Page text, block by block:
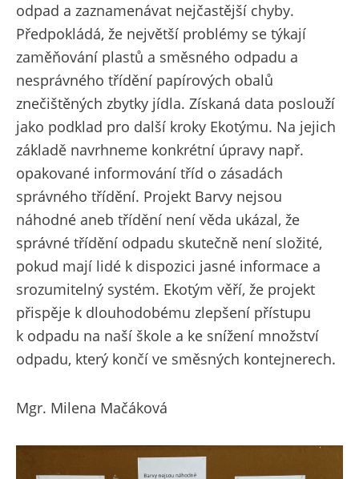
odpad a zaznamenávat nejčastější chyby.
Předpokládá, že největší problémy se týkají
zaměňování plastů a směsného odpadu a
nesprávného třídění papírových obalů
znečištěných zbytky jídla. Získaná data poslouží
jako podklad pro další kroky Ekotýmu. Na jejich
základě navrhneme konkrétní úpravy např.
opakované informování tříd o zásadách
správného třídění. Projekt Barvy nejsou
náhodné aneb třídění není věda ukázal, že
správné třídění odpadu skutečně není složité,
pokud mají lidé k dispozici jasné informace a
srozumitelný systém. Ekotým věří, že projekt
přispěje k dlouhodobému zlepšení přístupu
k odpadu na naší škole a ke snížení množství
odpadu, který končí ve směsných kontejnerech.
Mgr. Milena Mačáková